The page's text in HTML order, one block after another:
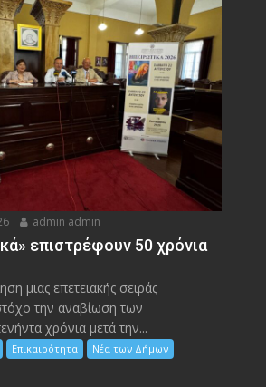
admin admin
επιστρέφουν 50 χρόνια
μιας επετειακής σειράς
την αναβίωση των
χρόνια μετά την...
Επικαιρότητα
Νέα των Δήμων